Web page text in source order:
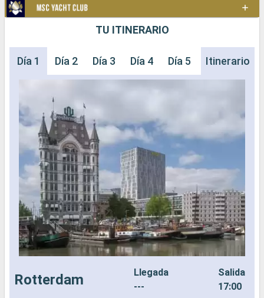
TU ITINERARIO
Día 1 Día 2 Día 3 Día 4 Día 5 Día 6 Día
Itinerario
Rotterdam
Llegada
---
Salida
17:00